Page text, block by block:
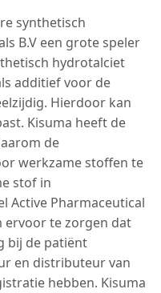
synthetisch
B.V een grote speler
hydrotalciet
additief voor de
Hierdoor kan
Kisuma heeft de
de
werkzame stoffen te
stof in
Active Pharmaceutical
ervoor te zorgen dat
bij de patiënt
en distributeur van
hebben. Kisuma